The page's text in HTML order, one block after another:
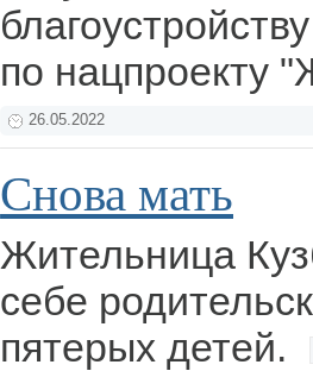
по нацпроекту
26.05.2022
Снова мать
Жительница
себе
пятерых детей.